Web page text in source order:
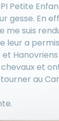
Petite
gesse. En
me suis
leur a
et
au